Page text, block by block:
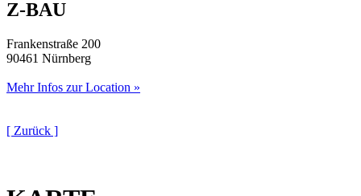
Z-BAU
Frankenstraße 200
90461 Nürnberg
Mehr Infos zur Location »
[ Zurück ]